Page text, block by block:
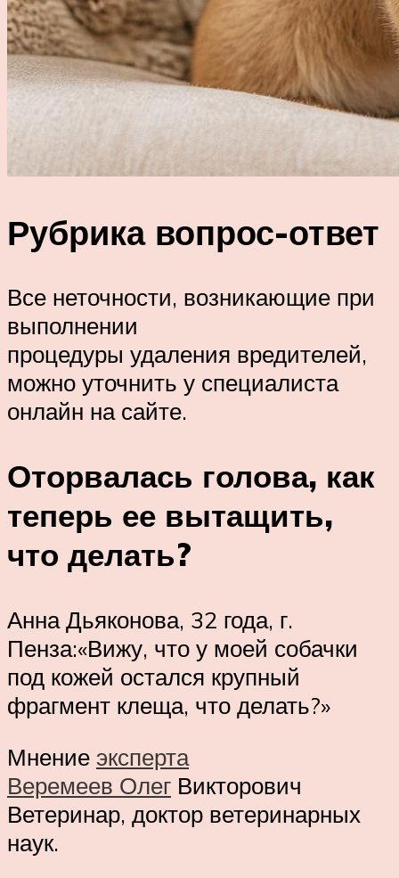
Рубрика вопрос-ответ
Все неточности, возникающие при
выполнении
процедуры удаления вредителей,
можно уточнить у специалиста
онлайн на сайте.
Оторвалась голова, как
теперь ее вытащить,
что делать?
Анна Дьяконова, 32 года, г.
Пенза:«Вижу, что у моей собачки
под кожей остался крупный
фрагмент клеща, что делать?»
Мнение эксперта
Веремеев Олег Викторович
Ветеринар, доктор ветеринарных
наук.